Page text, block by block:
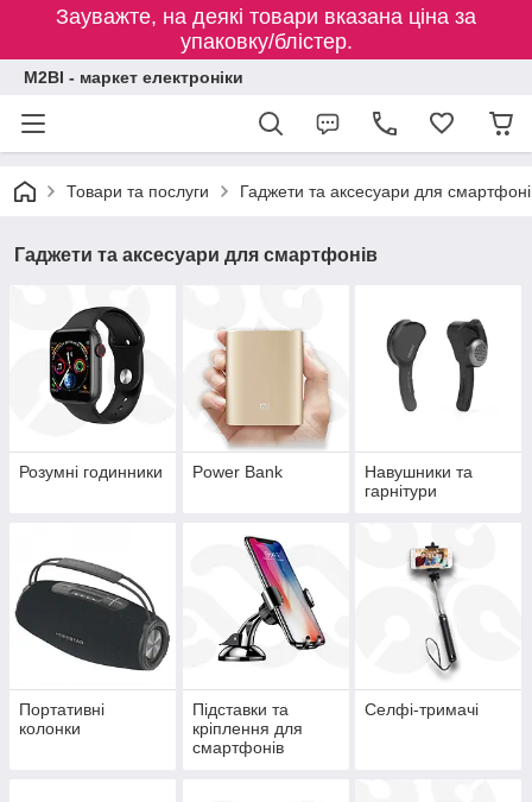
Зауважте, на деякі товари вказана ціна за
упаковку/блістер.
M2BI - маркет електроніки
Товари та послуги Гаджети та аксесуари для
Гаджети та аксесуари для смартфонів
Розумні годинники Power Bank
Навушники та
гарнітури
Портативні
колонки
Підставки та
кріплення для
смартфонів
Селфі-тримачі